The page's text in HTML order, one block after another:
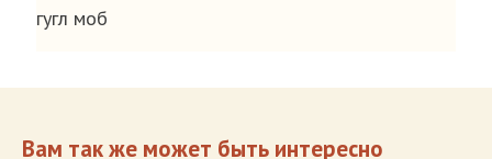
гугл моб
Вам так же может быть интересно